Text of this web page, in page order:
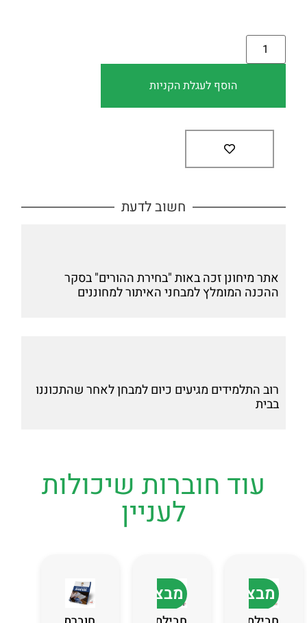
הוסף לעגלת הקניות
חשוב לדעת
אתר מיחונן זכה באות "בחירת ההורים" בסקר
ההכנה המומלץ למבחני האיתור למחוננים
רוב התלמידים מגיעים כיום למבחן לאחר שהתכוננו
בבית
עוד חוברות שיכולות
לעניין
מבצע מבצע